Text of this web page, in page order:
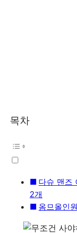
목차
다슈 맨즈
2개
옴므올인